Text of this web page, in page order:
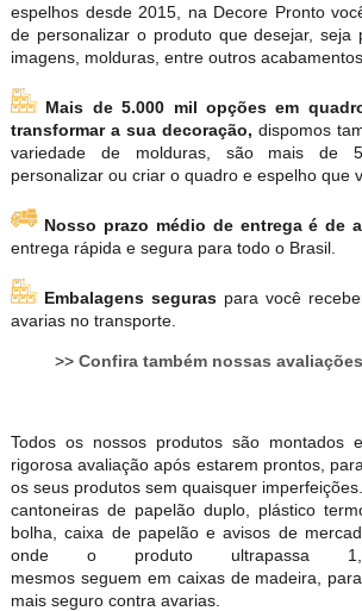
espelhos desde 2015, na Decore Pronto
de personalizar o produto que desejar, seja
imagens, molduras, entre outros
Mais de 5.000 mil opções em
transformar a sua decoração, dispomos
variedade de molduras, são mais de
personalizar ou criar o quadro e espelho que
Nosso prazo médio de entrega é de
entrega rápida e segura para todo o Brasil.
Embalagens seguras para você
avarias no transporte.
>>Confira também nossas
Todos os nossos produtos são montados
rigorosa avaliação após estarem prontos,
os seus produtos sem quaisquer
cantoneiras de papelão duplo, plástico
bolha, caixa de papelão e avisos de
onde o produto ultrapassa
mesmos seguem em caixas de madeira,
mais seguro contra avarias.